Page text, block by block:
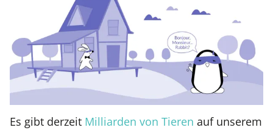
Es gibt derzeit Milliarden von Tieren auf unserem